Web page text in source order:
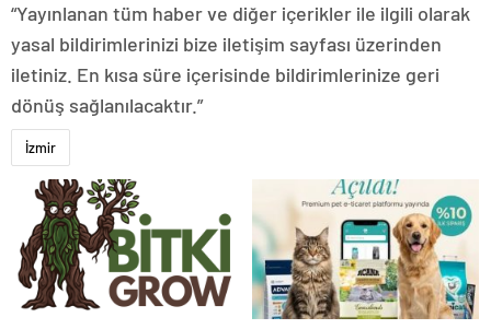
“Yayınlanan tüm haber ve diğer içerikler ile ilgili olarak
yasal bildirimlerinizi bize iletişim sayfası üzerinden
iletiniz. En kısa süre içerisinde bildirimlerinize geri
dönüş sağlanılacaktır.”
İzmir